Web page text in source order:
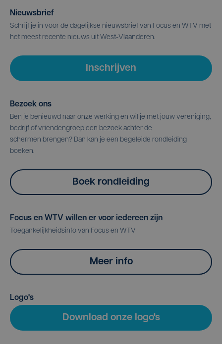
Nieuwsbrief
Schrijf je in voor de dagelijkse nieuwsbrief van Focus en WTV met
het meest recente nieuws uit West-Vlaanderen.
Inschrijven
Bezoek ons
Ben je benieuwd naar onze werking en wil je met jouw vereniging,
bedrijf of vriendengroep een bezoek achter de
schermen brengen? Dan kan je een begeleide rondleiding
boeken.
Boek rondleiding
Focus en WTV willen er voor iedereen zijn
Toegankelijkheidsinfo van Focus en WTV
Meer info
Logo's
Download onze logo's